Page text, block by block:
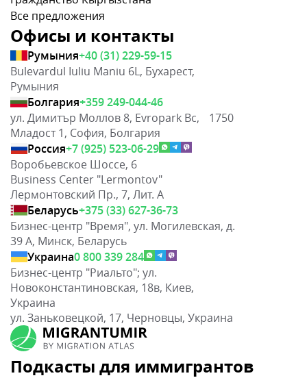
Подкасты для иммигрантов
Все предложения
Офисы и контакты
Румыния+40 (31) 229-59-15
Bulevardul Iuliu Maniu 6L, Бухарест,
Румыния
Болгария+359 249-044-46
ул. Димитър Моллов 8, Evropark Bc, 1750
Младост 1, София, Болгария
Россия+7 (925) 523-06-29
Воробьевское Шоссе, 6
Business Center "Lermontov"
Лермонтовский Пр., 7, Лит. А
Беларусь+375 (33) 627-36-73
Бизнес-центр "Время", ул. Могилевская, д.
39 А, Минск, Беларусь
Украина0 800 339 284
Бизнес-центр "Риальто"; ул.
Новоконстантиновская, 18в, Киев,
Украина
ул. Заньковецкой, 17, Черновцы, Украина